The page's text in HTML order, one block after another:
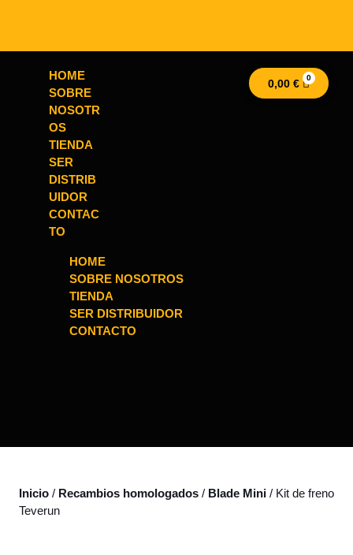
HOME
SOBRE
NOSOTR
OS
TIENDA
SER
DISTRIB
UIDOR
CONTAC
TO
HOME
SOBRE NOSOTROS
TIENDA
SER DISTRIBUIDOR
CONTACTO
0,00 €
Inicio / Recambios homologados / Blade Mini / Kit de freno
Teverun